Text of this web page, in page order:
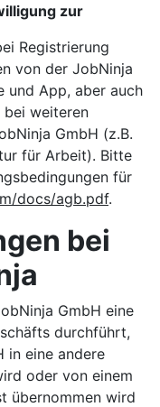
zur
Registrierung
von der JobNinja
und App, aber auch
bei weiteren
GmbH (z.B.
für Arbeit). Bitte
für
docs/agb.pdf.
bei
GmbH eine
durchführt,
in eine andere
oder von einem
übernommen wird